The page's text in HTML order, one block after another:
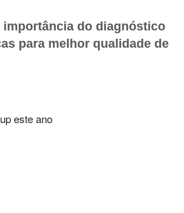
importância do diagnóstico
para melhor qualidade de